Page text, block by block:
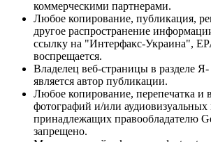
коммерческими партнерами.
Любое копирование, публикация,
другое распространение
ссылку на "Интерфакс-Украина",
воспрещается.
Владелец веб-страницы в разделе
является автор публикации.
Любое копирование, перепечатка и
фотографий и/или аудиовизуальных
принадлежащих правообладателю
запрещено.